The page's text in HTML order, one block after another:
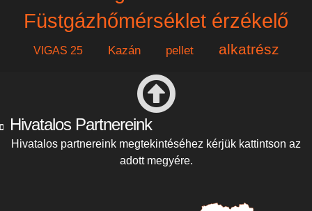
Füstgázhőmérséklet érzékelő
VIGAS 25 Kazán pellet alkatrész
Hivatalos Partnereink
Hivatalos partnereink megtekintéséhez kérjük kattintson az
adott megyére.